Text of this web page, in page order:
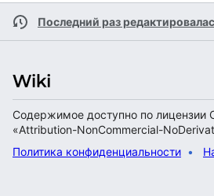
Последний раз
Содержимое доступно по лицензии
«Attribution-NonCommercial-
Политика конфиденциальности